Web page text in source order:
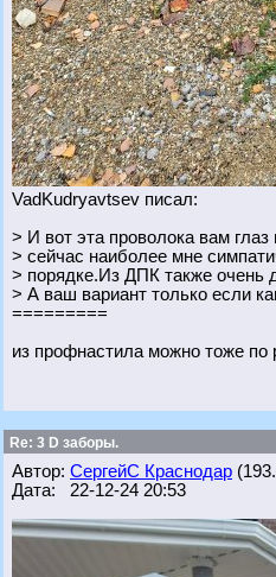
VadKudryavtsev писал:
> И вот эта проволока вам
> сейчас наиболее мне
> порядке.Из ДПК также очень
> А ваш вариант только если
=========
из профнастила можно тоже по
Re: 3 D заборы.
Автор: СергейС Краснодар
Дата: 22-12-24 20:53